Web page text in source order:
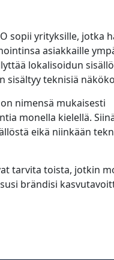
sopii yrityksille, jotka
asiakkaille
lokalisoidun
sisältyy teknisiä
nimensä mukaisesti
monella kielellä.
eikä niinkään
tarvita toista, jotkin
brändisi